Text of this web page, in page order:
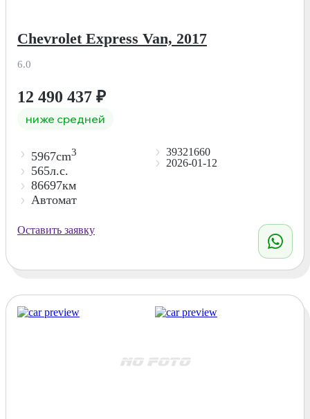
Chevrolet Express Van, 2017
6.0
12 490 437 ₽
ниже средней
5967cm3
565л.с.
86697км
Автомат
39321660
2026-01-12
Оставить заявку